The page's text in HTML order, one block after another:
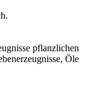
pflanzlichen
Öle